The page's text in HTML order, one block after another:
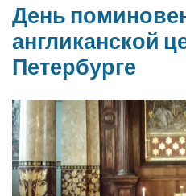
День
англиканской
Петербурге